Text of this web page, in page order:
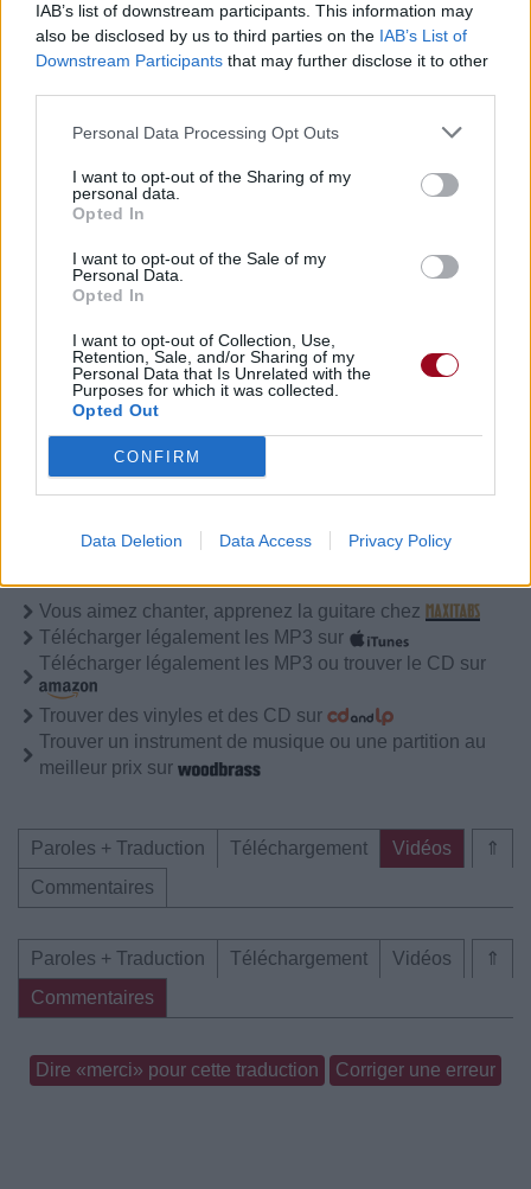
IAB’s list of downstream participants. This information may
also be disclosed by us to third parties on the IAB’s List of
Downstream Participants that may further disclose it to other
Personal Data Processing Opt Outs
I want to opt-out of the Sharing of my
personal data.
Opted In
I want to opt-out of the Sale of my
Personal Data.
Opted In
I want to opt-out of Collection, Use,
Retention, Sale, and/or Sharing of my
Personal Data that Is Unrelated with the
Purposes for which it was collected.
Opted Out
CONFIRM
Data Deletion Data Access Privacy Policy
Publié parVisa 5
le 17 mai 2016 à
Chanteurs : Chris Ray Gun
Paroles + Traduction
Commentaires
Vous aimez chanter, apprenez la guitare chez
Télécharger légalement les MP3 sur
Télécharger légalement les MP3 ou trouver le CD sur
Trouver des vinyles et des CD sur
Trouver un instrument de musique ou une partition au
meilleur prix sur
⇑
Paroles + Traduction Téléchargement
Vidéos
Commentaires
⇑
Paroles + Traduction Téléchargement
Vidéos
Commentaires
Dire «merci» pour cette traduction Corriger une erreur